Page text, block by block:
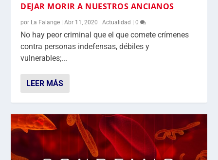
DEJAR MORIR A NUESTROS ANCIANOS
por La Falange |Abr 11, 2020 |Actualidad |0
No hay peor criminal que el que comete crímenes
contra personas indefensas, débiles y
vulnerables;...
LEER MÁS